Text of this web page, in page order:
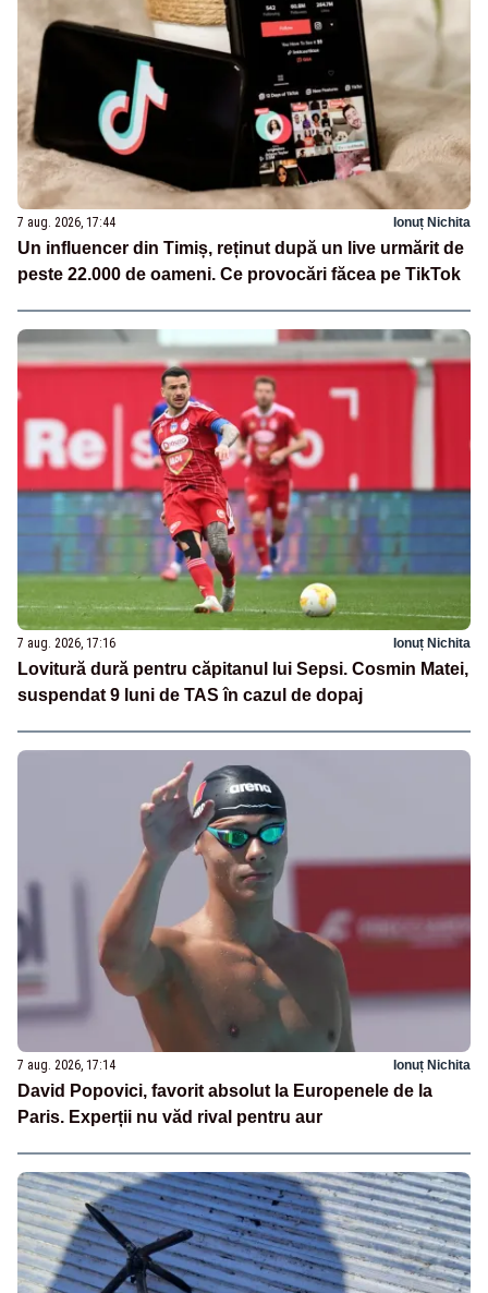
7 aug. 2026, 17:44 Ionuț Nichita
Un influencer din Timiș, reținut după un live urmărit de
peste 22.000 de oameni. Ce provocări făcea pe TikTok
7 aug. 2026, 17:16 Ionuț Nichita
Lovitură dură pentru căpitanul lui Sepsi. Cosmin Matei,
suspendat 9 luni de TAS în cazul de dopaj
7 aug. 2026, 17:14 Ionuț Nichita
David Popovici, favorit absolut la Europenele de la
Paris. Experții nu văd rival pentru aur